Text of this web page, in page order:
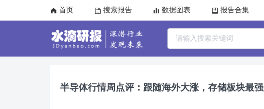
首页 搜索报告 数据图表 报告合集
半导体行情周点评：跟随海外大涨，存储板块最强